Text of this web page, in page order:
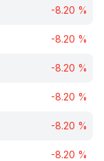
-8.20 %
-8.20 %
-8.20 %
-8.20 %
-8.20 %
-8.20 %